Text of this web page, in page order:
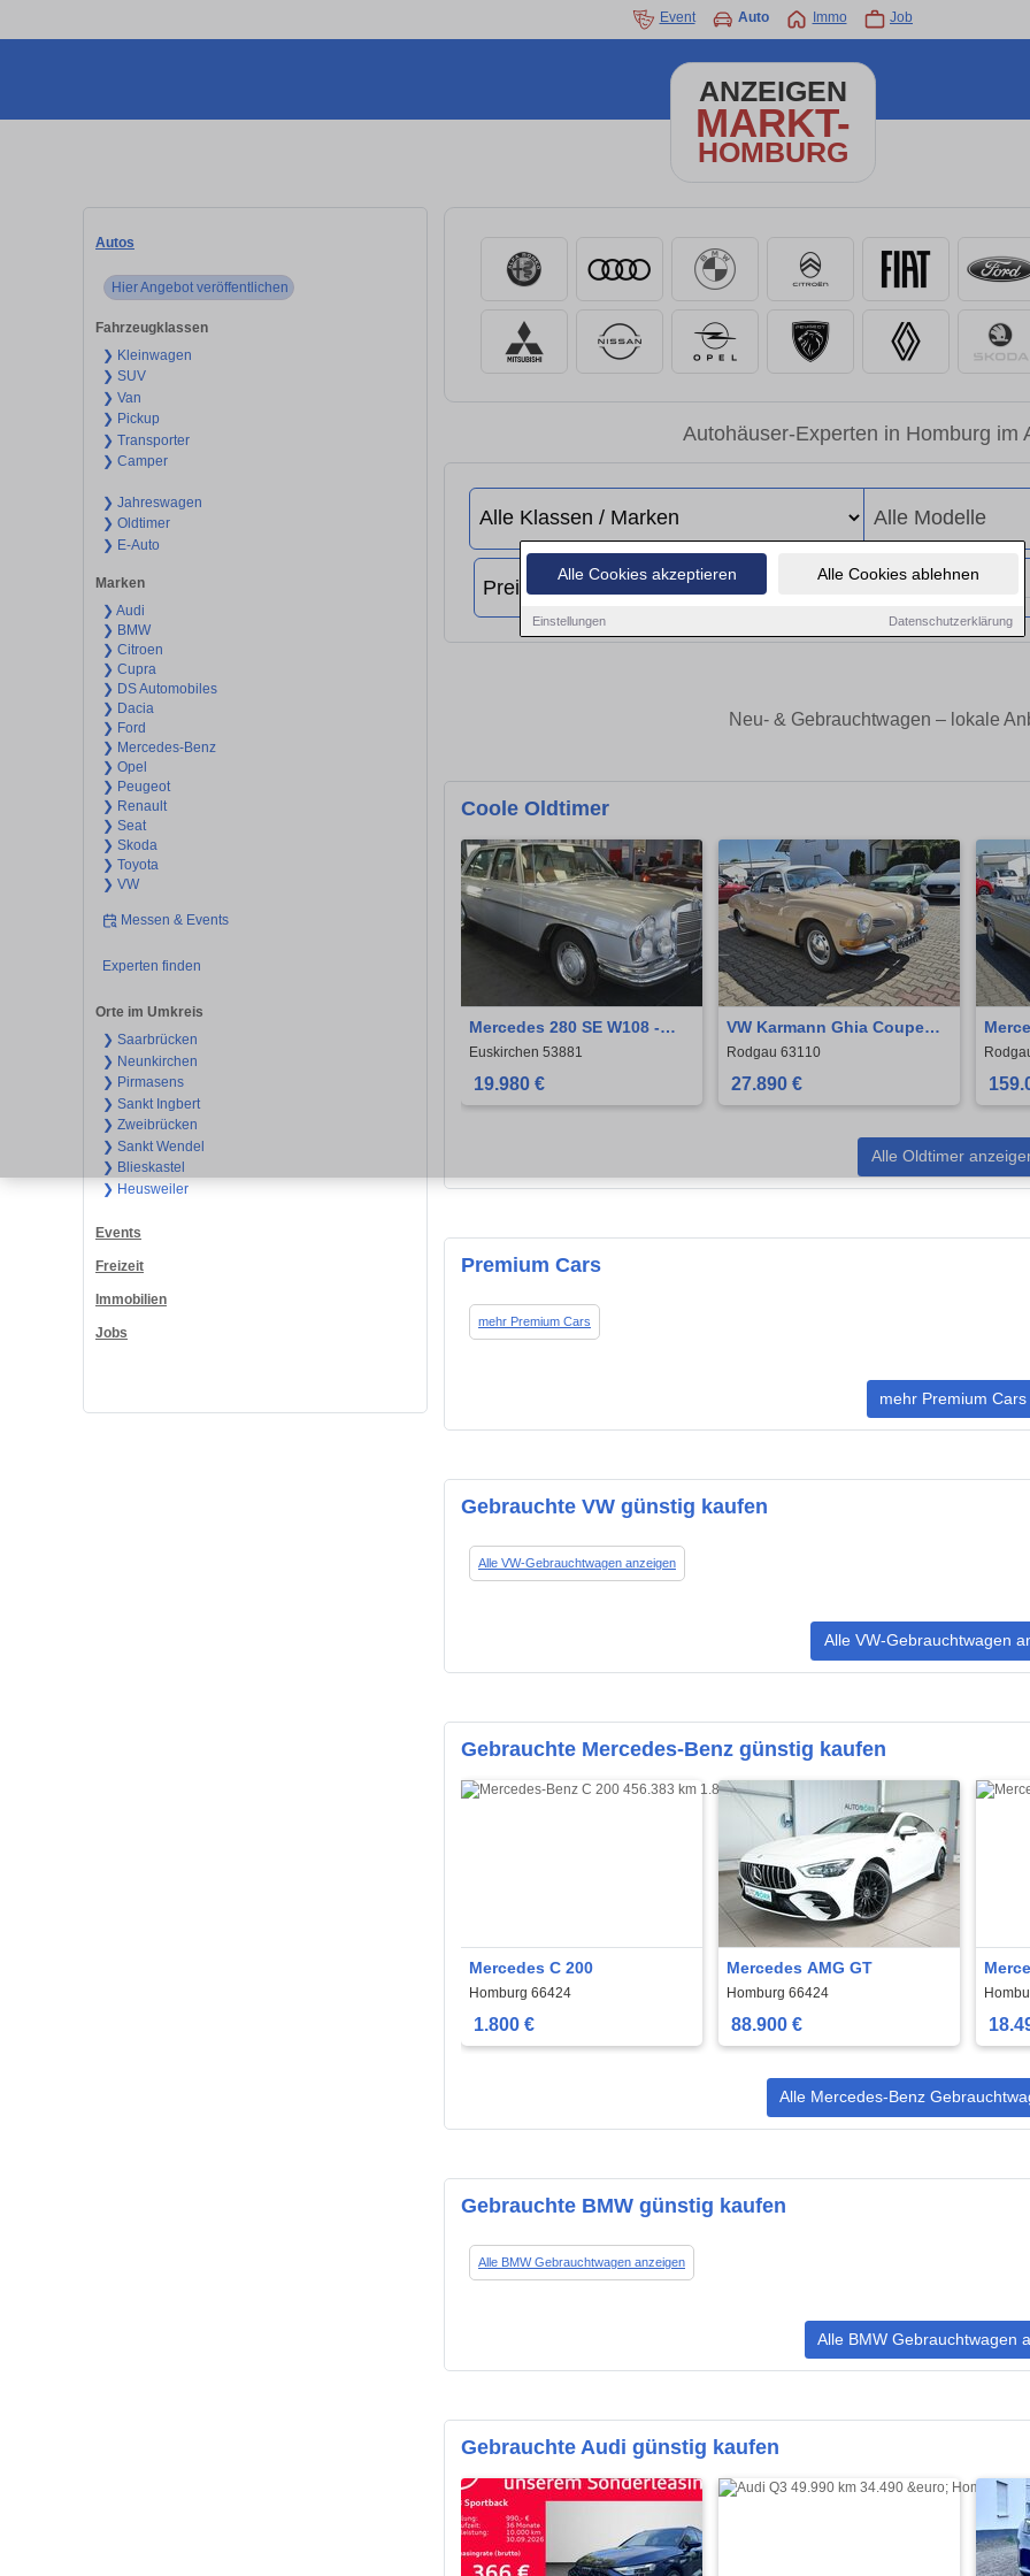
Alle Cookies akzeptieren Alle Cookies ablehnen
Einstellungen Datenschutzerklärung
Event Auto Immo Job
ANZEIGEN
MARKT-
HOMBURG
Autos
Hier Angebot veröffentlichen
Fahrzeugklassen
❯ Kleinwagen
❯ SUV
❯ Van
❯ Pickup
❯ Transporter
❯ Camper
❯ Jahreswagen
❯ Oldtimer
❯ E-Auto
Marken
❯ Audi
❯ BMW
❯ Citroen
❯ Cupra
❯ DS Automobiles
❯ Dacia
❯ Ford
❯ Mercedes-Benz
❯ Opel
❯ Peugeot
❯ Renault
❯ Seat
❯ Skoda
❯ Toyota
❯ VW
Messen & Events
Experten finden
Orte im Umkreis
❯ Saarbrücken
❯ Neunkirchen
❯ Pirmasens
❯ Sankt Ingbert
❯ Zweibrücken
❯ Sankt Wendel
❯ Blieskastel
❯ Heusweiler
Events
Freizeit
Immobilien
Jobs
Autohäuser-Experten in Homburg im
Neu- & Gebrauchtwagen – lokale
Coole Oldtimer
Mercedes 280 SE W108 -
OLDTIMER
Euskirchen 53881
19.980 €
VW Karmann Ghia Coupe
schönes restauriertes
Coupe
Rodgau 63110
27.890 €
Top
Alle Oldtimer
Premium Cars
mehr Premium Cars
mehr Premium Cars
Gebrauchte VW günstig kaufen
Alle VW-Gebrauchtwagen anzeigen
Alle VW-Gebrauchtwagen
Gebrauchte Mercedes-Benz günstig kaufen
Mercedes C 200
Homburg 66424
1.800 €
Mercedes AMG GT
Homburg 66424
88.900 €
Brake
Alle Mercedes-Benz
Gebrauchte BMW günstig kaufen
Alle BMW Gebrauchtwagen anzeigen
Alle BMW Gebrauchtwagen
Gebrauchte Audi günstig kaufen